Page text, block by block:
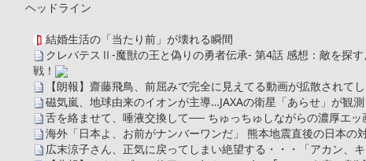
ヘッドライン
結婚生活の「当たり前」が壊れる瞬間
クレバテスⅡ-魔獣の王と偽りの勇者伝承- 第4話 感想：敵を探
戦！
【朗報】齋藤飛鳥、前屈みで完全に見えてる動画が拡散されて
磁気嵐、地球由来のイオンが主導…JAXAの衛星「あらせ」が観測
舌を絡ませて、唾液交換して── ちゅっちゅしながらの濃厚エッ
海外「日本よ、お前がナンバーワンだ」 熊本地震直後の日本の
広末涼子さん、正気に戻ってしまい絶望する・・・「アカン、